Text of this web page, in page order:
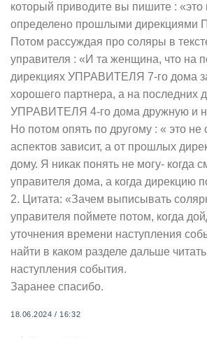
который приводите вы пишите : «это
определено прошлыми дирекциями
Потом рассуждая про соляры в
управителя : «И та женщина, что на
дирекциях УПРАВИТЕЛЯ 7-го дома
хорошего партнера, а на последних
УПРАВИТЕЛЯ 4-го дома дружную и
Но потом опять по другому : « это не
аспектов зависит, а от прошлых
дому. Я никак понять не могу- когда
управителя дома, а когда дирекцию
2. Цитата: «Зачем выписывать
управителя поймете потом, когда
уточнения времени наступления
найти в каком разделе дальше
наступления события.
Заранее спасибо.
18.06.2024 / 16:32